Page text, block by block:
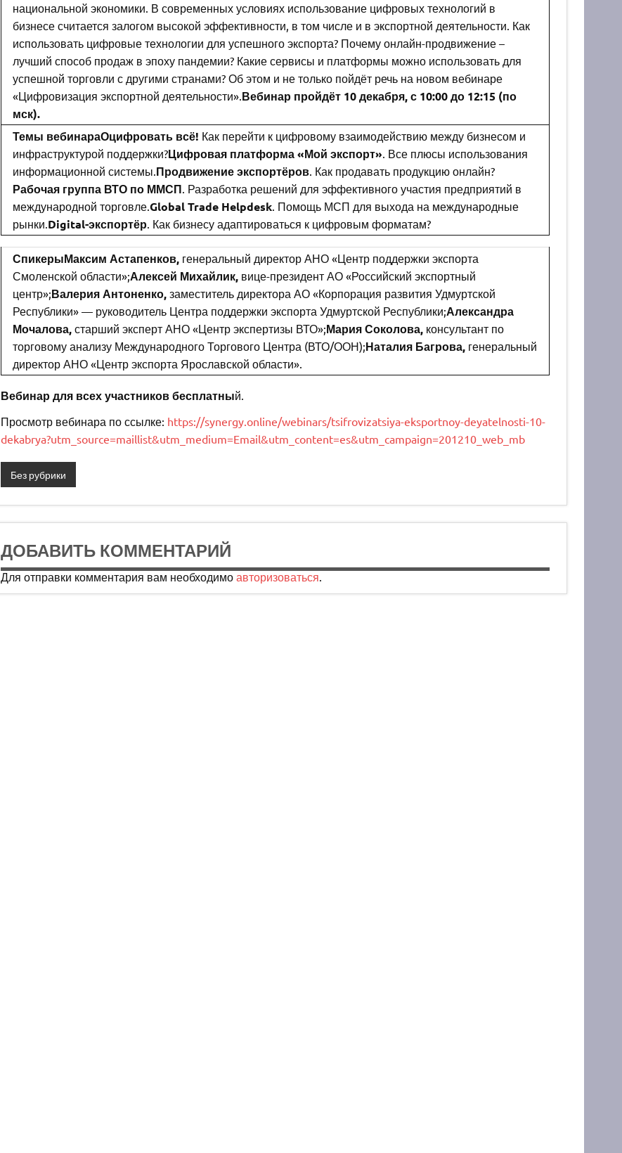
национальной экономики. В современных условиях использование цифровых технологий в
бизнесе считается залогом высокой эффективности, в том числе и в экспортной деятельности. Как
использовать цифровые технологии для успешного экспорта? Почему онлайн-продвижение –
лучший способ продаж в эпоху пандемии? Какие сервисы и платформы можно использовать для
успешной торговли с другими странами? Об этом и не только пойдёт речь на новом вебинаре
«Цифровизация экспортной деятельности».Вебинар пройдёт 10 декабря, с 10:00 до 12:15 (по
мск).
Темы вебинараОцифровать всё! Как перейти к цифровому взаимодействию между бизнесом и
инфраструктурой поддержки?Цифровая платформа «Мой экспорт». Все плюсы использования
информационной системы.Продвижение экспортёров. Как продавать продукцию онлайн?
Рабочая группа ВТО по ММСП. Разработка решений для эффективного участия предприятий в
международной торговле.Global Trade Helpdesk. Помощь МСП для выхода на международные
рынки.Digital-экспортёр. Как бизнесу адаптироваться к цифровым форматам?
СпикерыМаксим Астапенков, генеральный директор АНО «Центр поддержки экспорта
Смоленской области»;Алексей Михайлик, вице-президент АО «Российский экспортный
центр»;Валерия Антоненко, заместитель директора АО «Корпорация развития Удмуртской
Республики» — руководитель Центра поддержки экспорта Удмуртской Республики;Александра
Мочалова, старший эксперт АНО «Центр экспертизы ВТО»;Мария Соколова, консультант по
торговому анализу Международного Торгового Центра (ВТО/ООН);Наталия Багрова, генеральный
директор АНО «Центр экспорта Ярославской области».
Вебинар для всех участников бесплатный.
Просмотр вебинара по ссылке: https://synergy.online/webinars/tsifrovizatsiya-eksportnoy-deyatelnosti-10-
dekabrya?utm_source=maillist&utm_medium=Email&utm_content=es&utm_campaign=201210_web_mb
Без рубрики
ДОБАВИТЬ КОММЕНТАРИЙ
Для отправки комментария вам необходимо авторизоваться